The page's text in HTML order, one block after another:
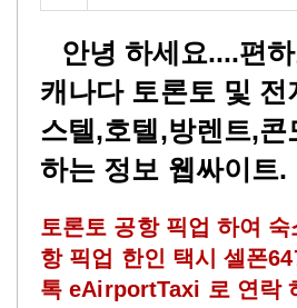
안녕 하세요....편
캐나다 토론토 및 전
스텔,호텔,방렌트,콘
하는 정보 웹싸이트.
토론토 공항 픽업 하여
항 픽업 한인 택시 셀폰
톡 eAirportTaxi 로 연락